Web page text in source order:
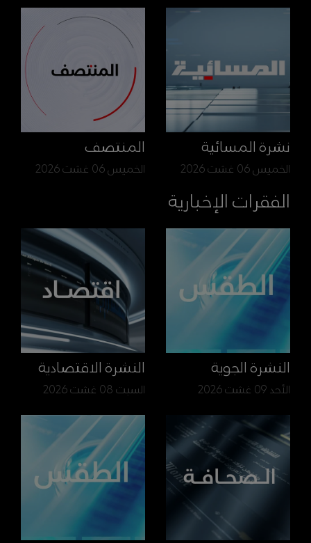
نشرة المسائية
الخميس 06 غشت 2026
المنتصف
الخميس 06 غشت 2026
الفقرات الإخبارية
النشرة الجوية
الأحد 09 غشت 2026
النشرة الاقتصادية
السبت 08 غشت 2026